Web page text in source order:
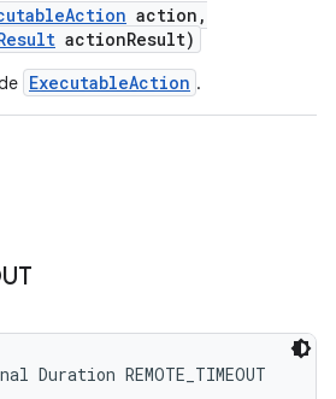
Action action ,
actionResult)
ExecutableAction .
REMOTE_TIMEOUT